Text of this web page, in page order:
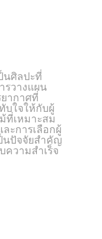
นศิลปะที่
รวางแผน
ากาศที่
บใจให้กับผู้
ที่เหมาะสม
ะการเลือกผู้
นปัจจัยสำคัญ
วามสำเร็จ